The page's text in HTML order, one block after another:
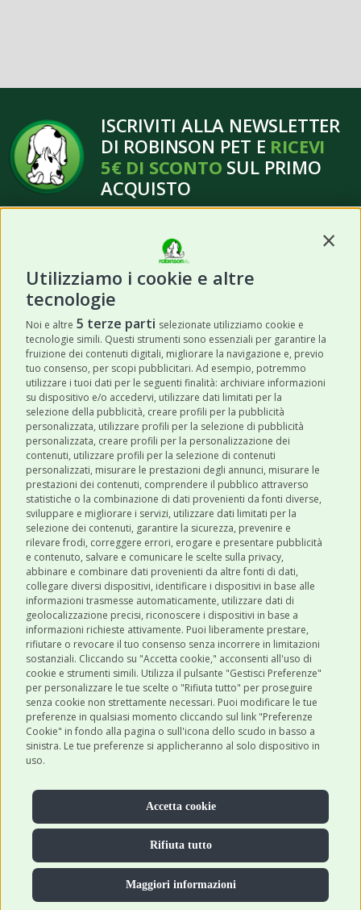
Utilizziamo i cookie e altre
tecnologie
Noi e altre 5 terze parti selezionate utilizziamo cookie e
tecnologie simili. Questi strumenti sono essenziali per garantire la
fruizione dei contenuti digitali, migliorare la navigazione e, previo
tuo consenso, per scopi pubblicitari. Ad esempio, potremmo
utilizzare i tuoi dati per le seguenti finalità: archiviare informazioni
su dispositivo e/o accedervi, utilizzare dati limitati per la
selezione della pubblicità, creare profili per la pubblicità
personalizzata, utilizzare profili per la selezione di pubblicità
personalizzata, creare profili per la personalizzazione dei
contenuti, utilizzare profili per la selezione di contenuti
personalizzati, misurare le prestazioni degli annunci, misurare le
prestazioni dei contenuti, comprendere il pubblico attraverso
statistiche o la combinazione di dati provenienti da fonti diverse,
sviluppare e migliorare i servizi, utilizzare dati limitati per la
selezione dei contenuti, garantire la sicurezza, prevenire e
rilevare frodi, correggere errori, erogare e presentare pubblicità
e contenuto, salvare e comunicare le scelte sulla privacy,
abbinare e combinare dati provenienti da altre fonti di dati,
collegare diversi dispositivi, identificare i dispositivi in base alle
informazioni trasmesse automaticamente, utilizzare dati di
geolocalizzazione precisi, riconoscere i dispositivi in base a
informazioni richieste attivamente. Puoi liberamente prestare,
rifiutare o revocare il tuo consenso senza incorrere in limitazioni
sostanziali. Cliccando su "Accetta cookie," acconsenti all'uso di
cookie e strumenti simili. Utilizza il pulsante "Gestisci Preferenze"
per personalizzare le tue scelte o "Rifiuta tutto" per proseguire
senza cookie non strettamente necessari. Puoi modificare le tue
preferenze in qualsiasi momento cliccando sul link "Preferenze
Cookie" in fondo alla pagina o sull'icona dello scudo in basso a
sinistra. Le tue preferenze si applicheranno al solo dispositivo in
uso.
Accetta cookie
Rifiuta tutto
Maggiori informazioni
ISCRIVITI ALLA NEWSLETTER
DI ROBINSON PET E RICEVI
5€ DI SCONTO SUL PRIMO
ACQUISTO
Acconsento a ricevere newsletter,
aggiornamenti e offerte promozionali da
Robinson Pet Shop tramite email.*
ULTIMI POST
CATEGORIE
SHOP ONLINE
CONTATTI
0543 096850
Contattaci
© 2026 Robinsonpetshop.it S.r.l